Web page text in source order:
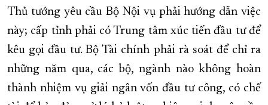
Thủ tướng yêu cầu Bộ Nội vụ phải hướng dẫn việc
này; cấp tỉnh phải có Trung tâm xúc tiến đầu tư để
kêu gọi đầu tư. Bộ Tài chính phải rà soát để chỉ ra
những năm qua, các bộ, ngành nào không hoàn
thành nhiệm vụ giải ngân vốn đầu tư công, có chế